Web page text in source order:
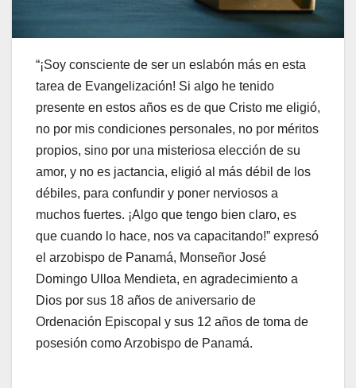
“¡Soy consciente de ser un eslabón más en esta
tarea de Evangelización! Si algo he tenido
presente en estos años es de que Cristo me eligió,
no por mis condiciones personales, no por méritos
propios, sino por una misteriosa elección de su
amor, y no es jactancia, eligió al más débil de los
débiles, para confundir y poner nerviosos a
muchos fuertes. ¡Algo que tengo bien claro, es
que cuando lo hace, nos va capacitando!” expresó
el arzobispo de Panamá, Monseñor José
Domingo Ulloa Mendieta, en agradecimiento a
Dios por sus 18 años de aniversario de
Ordenación Episcopal y sus 12 años de toma de
posesión como Arzobispo de Panamá.